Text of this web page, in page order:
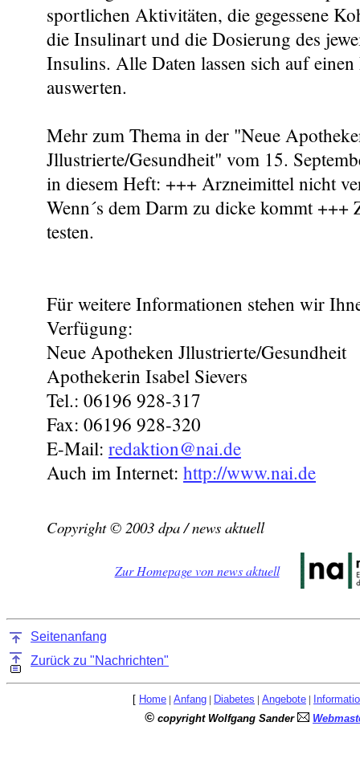
sportlichen Aktivitäten, die gegessene
die Insulinart und die Dosierung des
Insulins. Alle Daten lassen sich auf
auswerten.
Mehr zum Thema in der "Neue
Jllustrierte/Gesundheit" vom 15.
in diesem Heft: +++ Arzneimittel nicht
Wenn´s dem Darm zu dicke kommt +++
testen.
Für weitere Informationen stehen wir
Verfügung:
Neue Apotheken Jllustrierte/Gesundheit
Apothekerin Isabel Sievers
Tel.: 06196 928-317
Fax: 06196 928-320
E-Mail: redaktion@nai.de
Auch im Internet: http://www.nai.de
Copyright © 2003 dpa / news aktuell
Zur Homepage von news aktuell
Seitenanfang
Zurück zu "Nachrichten"
[ Home | Anfang | Diabetes | Angebote |
© copyright Wolfgang Sander